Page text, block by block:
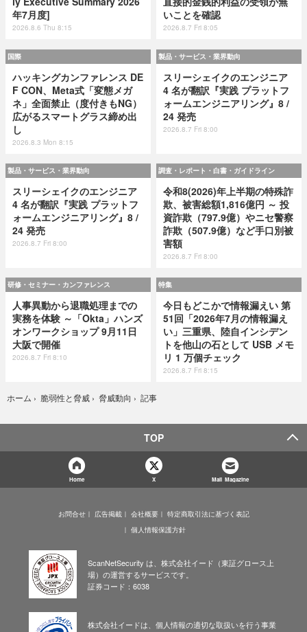
年7月度]
2026.8.6 Thu 8:15
いことを確認
2026.8.7 Fri 8:05
国際
ハッキングカンファレンス DE
F CON、Meta式「変態メガ
ネ」全面禁止（度付きもNG）
広がるスマートグラス締め出
し
2026.8.3 Mon 8:15
製品・サービス・業界動向
スリーシェイクのエンジニア
4 名が翻訳『実践 プラットフ
ォームエンジニアリング』8 /
24 発売
2026.8.7 Fri 8:00
製品・サービス・業界動向
スリーシェイクのエンジニア
4 名が翻訳『実践 プラットフ
ォームエンジニアリング』8 /
24 発売
2026.8.7 Fri 8:00
調査・レポート・白書・ガイドライン
令和8(2026)年上半期の特殊詐
欺、被害総額1,816億円 ～ 投
資詐欺（797.9億）やニセ警察
詐欺（507.9億）など手口別被
害額
2026.8.7 Fri 8:00
研修・セミナー・カンファレンス
人事異動から退職処理までの
実務を体験 ～「Okta」ハンズ
オンワークショップ 9月11日
大阪で開催
2026.8.7 Fri 8:10
特集
今日もどこかで情報漏えい 第
51回「2026年7月の情報漏え
い」三重県、陸自インシデン
トを他山の石として USB メモ
リ 1 万個チェック
2026.8.7 Fri 8:15
ホーム › 脆弱性と脅威 › 脅威動向 › 記事
TOP
Home X Mail Magazine
お問合せ 広告掲載 会社概要
特定商取引法に基づく表記
個人情報保護方針
ScanNetSecurity は、株式会社イード（東証グロース上
場）の運営するサービスです。
証券コード：6038
株式会社イードは、個人情報の適切な取扱いを行う事業